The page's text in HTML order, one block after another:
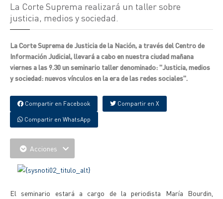
La Corte Suprema realizará un taller sobre
justicia, medios y sociedad.
La Corte Suprema de Justicia de la Nación, a través del Centro de
Información Judicial, llevará a cabo en nuestra ciudad mañana
viernes a las 9.30 un seminario taller denominado: "Justicia, medios
y sociedad: nuevos vínculos en la era de las redes sociales".
Compartir en Facebook Compartir en X
Compartir en WhatsApp
Acciones
El seminario estará a cargo de la periodista María Bourdin,